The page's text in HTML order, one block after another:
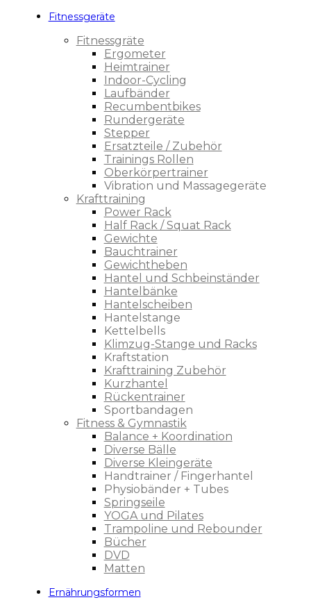
Fitnessgeräte
Fitnessgräte
Ergometer
Heimtrainer
Indoor-Cycling
Laufbänder
Recumbentbikes
Rundergeräte
Stepper
Ersatzteile / Zubehör
Trainings Rollen
Oberkörpertrainer
Vibration und Massagegeräte
Krafttraining
Power Rack
Half Rack / Squat Rack
Gewichte
Bauchtrainer
Gewichtheben
Hantel und Schbeinständer
Hantelbänke
Hantelscheiben
Hantelstange
Kettelbells
Klimzug-Stange und Racks
Kraftstation
Krafttraining Zubehör
Kurzhantel
Rückentrainer
Sportbandagen
Fitness & Gymnastik
Balance + Koordination
Diverse Bälle
Diverse Kleingeräte
Handtrainer / Fingerhantel
Physiobänder + Tubes
Springseile
YOGA und Pilates
Trampoline und Rebounder
Bücher
DVD
Matten
Ernährungsformen